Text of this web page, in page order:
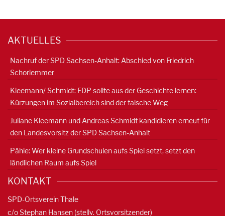
AKTUELLES
Nachruf der SPD Sachsen-Anhalt: Abschied von Friedrich
Schorlemmer
Kleemann/ Schmidt: FDP sollte aus der Geschichte lernen:
Kürzungen im Sozialbereich sind der falsche Weg
Juliane Kleemann und Andreas Schmidt kandidieren erneut für
den Landesvorsitz der SPD Sachsen-Anhalt
Pähle: Wer kleine Grundschulen aufs Spiel setzt, setzt den
ländlichen Raum aufs Spiel
KONTAKT
SPD-Ortsverein Thale
c/o Stephan Hansen (stellv. Ortsvorsitzender)